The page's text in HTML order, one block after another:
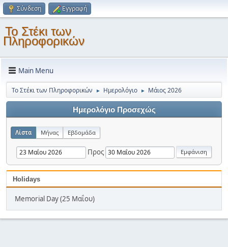
Σύνδεση Εγγραφή
Το Στέκι των
Πληροφορικών
Main Menu
Το Στέκι των Πληροφορικών ► Ημερολόγιο ► Μάιος 2026
Ημερολόγιο Προσεχώς
Λίστα Μήνας Εβδομάδα
Προς
Holidays
Memorial Day (25 Μαΐου)